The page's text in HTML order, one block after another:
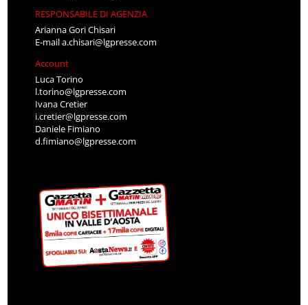
RESPONSABILE DI AGENZIA
Arianna Gori Chisari
E-maila.chisari@lgpresse.com
Account
Luca Torino
l.torino@lgpresse.com
Ivana Cretier
i.cretier@lgpresse.com
Daniele Fimiano
d.fimiano@lgpresse.com